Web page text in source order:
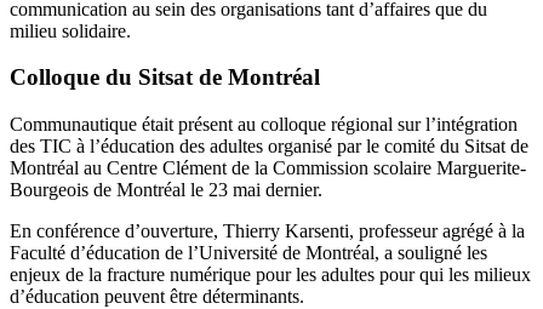
communication au sein des organisations tant d’affaires que du
milieu solidaire.
Colloque du Sitsat de Montréal
Communautique était présent au colloque régional sur l’intégration
des TIC à l’éducation des adultes organisé par le comité du Sitsat de
Montréal au Centre Clément de la Commission scolaire Marguerite-
Bourgeois de Montréal le 23 mai dernier.
En conférence d’ouverture, Thierry Karsenti, professeur agrégé à la
Faculté d’éducation de l’Université de Montréal, a souligné les
enjeux de la fracture numérique pour les adultes pour qui les milieux
d’éducation peuvent être déterminants.